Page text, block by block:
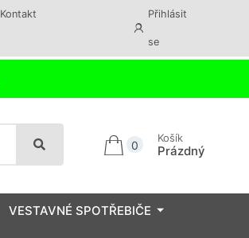
Kontakt Přihlásit
se
0
Košík
Prázdný
VESTAVNÉ SPOTŘEBIČE